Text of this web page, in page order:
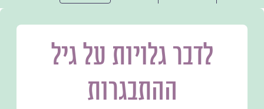
לדבר גלויות על גיל
ההתבגרות